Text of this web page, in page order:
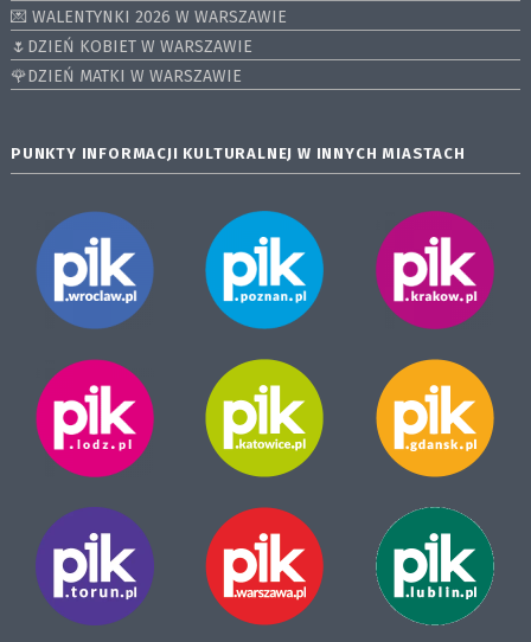
💌 WALENTYNKI 2026 W WARSZAWIE
🌷DZIEŃ KOBIET W WARSZAWIE
🌹DZIEŃ MATKI W WARSZAWIE
PUNKTY INFORMACJI KULTURALNEJ W INNYCH MIASTACH